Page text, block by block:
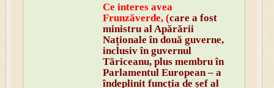
Ce interes avea
Frunzăverde, (care a fost
ministru al Apărării
Naţionale în două guverne,
inclusiv în guvernul
Tăriceanu, plus membru în
Parlamentul European – a
îndeplinit funcția de șef al